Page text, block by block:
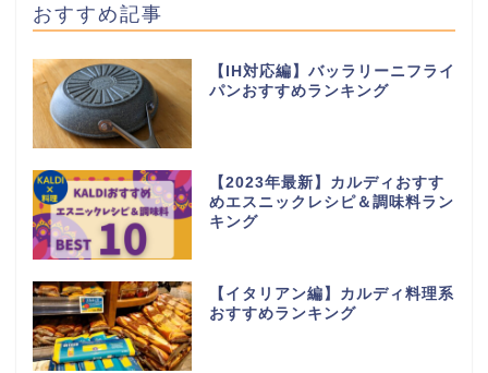
おすすめ記事
【IH対応編】バッラリーニフライ
パンおすすめランキング
【2023年最新】カルディおすす
めエスニックレシピ＆調味料ラン
キング
【イタリアン編】カルディ料理系
おすすめランキング